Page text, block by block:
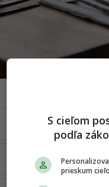
S cieľom
podľa
prieskum